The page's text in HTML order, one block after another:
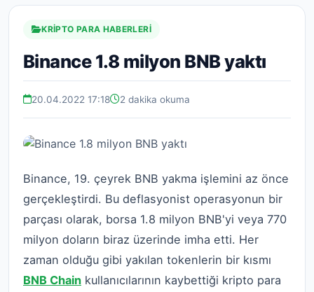
KRIPTO PARA HABERLERI
Binance 1.8 milyon BNB yaktı
20.04.2022 17:18 2 dakika okuma
Binance, 19. çeyrek BNB yakma işlemini az önce
gerçekleştirdi. Bu deflasyonist operasyonun bir
parçası olarak, borsa 1.8 milyon BNB'yi veya 770
milyon doların biraz üzerinde imha etti. Her
zaman olduğu gibi yakılan tokenlerin bir kısmı
BNB Chain kullanıcılarının kaybettiği kripto para